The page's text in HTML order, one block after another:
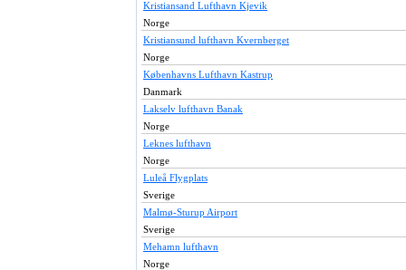
Kristiansand Lufthavn Kjevik
Norge
Kristiansund lufthavn Kvernberget
Norge
Københavns Lufthavn Kastrup
Danmark
Lakselv lufthavn Banak
Norge
Leknes lufthavn
Norge
Luleå Flygplats
Sverige
Malmø-Sturup Airport
Sverige
Mehamn lufthavn
Norge